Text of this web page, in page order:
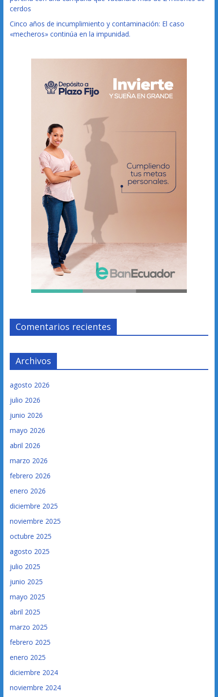
cerdos
Cinco años de incumplimiento y contaminación: El caso
«mecheros» continúa en la impunidad.
Comentarios recientes
Archivos
agosto 2026
julio 2026
junio 2026
mayo 2026
abril 2026
marzo 2026
febrero 2026
enero 2026
diciembre 2025
noviembre 2025
octubre 2025
agosto 2025
julio 2025
junio 2025
mayo 2025
abril 2025
marzo 2025
febrero 2025
enero 2025
diciembre 2024
noviembre 2024